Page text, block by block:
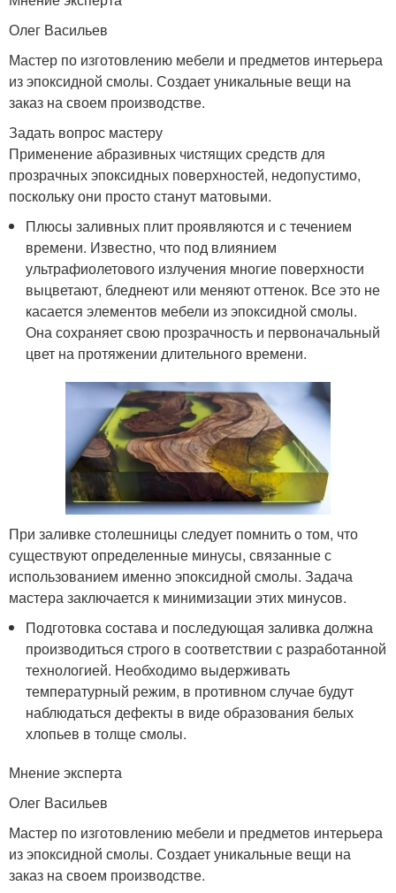
Олег Васильев
Мастер по изготовлению мебели и предметов интерьера
из эпоксидной смолы. Создает уникальные вещи на
заказ на своем производстве.
Задать вопрос мастеру
Применение абразивных чистящих средств для
прозрачных эпоксидных поверхностей, недопустимо,
поскольку они просто станут матовыми.
Плюсы заливных плит проявляются и с течением
времени. Известно, что под влиянием
ультрафиолетового излучения многие поверхности
выцветают, бледнеют или меняют оттенок. Все это не
касается элементов мебели из эпоксидной смолы.
Она сохраняет свою прозрачность и первоначальный
цвет на протяжении длительного времени.
При заливке столешницы следует помнить о том, что
существуют определенные минусы, связанные с
использованием именно эпоксидной смолы. Задача
мастера заключается к минимизации этих минусов.
Подготовка состава и последующая заливка должна
производиться строго в соответствии с разработанной
технологией. Необходимо выдерживать
температурный режим, в противном случае будут
наблюдаться дефекты в виде образования белых
хлопьев в толще смолы.
Мнение эксперта
Олег Васильев
Мастер по изготовлению мебели и предметов интерьера
из эпоксидной смолы. Создает уникальные вещи на
заказ на своем производстве.